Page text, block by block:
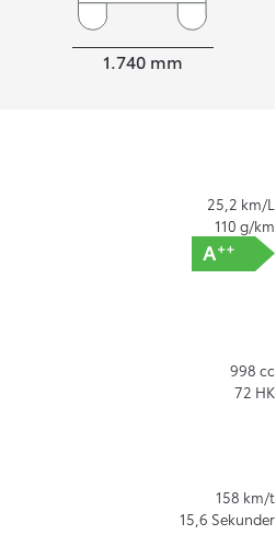
1.740 mm
25,2 km/L
110 g/km
998 cc
72 HK
158 km/t
15,6 Sekunder